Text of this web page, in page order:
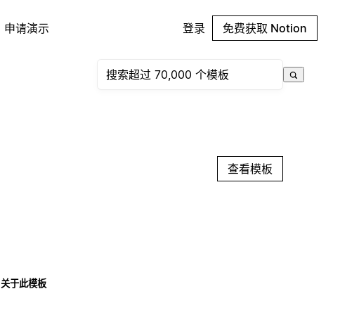
申请演示 登录 免费获取 Notion
查看模板
关于此模板